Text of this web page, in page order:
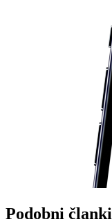
Podobni članki